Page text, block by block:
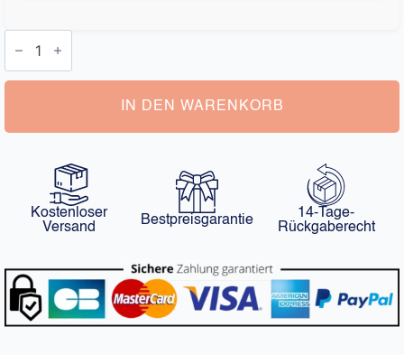
Schlüsselanhänger
Personalisiert
Menge
IN DEN WARENKORB
Kostenloser
Versand
Bestpreisgarantie
14-Tage-
Rückgaberecht